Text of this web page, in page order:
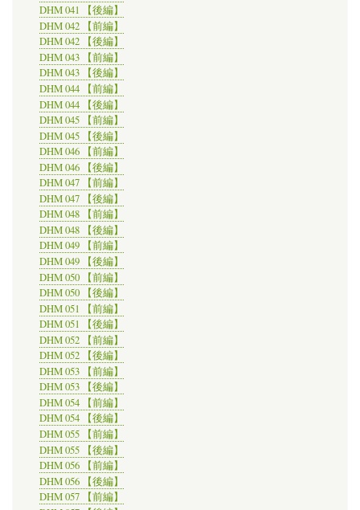
DHM 041 【後編】
DHM 042 【前編】
DHM 042 【後編】
DHM 043 【前編】
DHM 043 【後編】
DHM 044 【前編】
DHM 044 【後編】
DHM 045 【前編】
DHM 045 【後編】
DHM 046 【前編】
DHM 046 【後編】
DHM 047 【前編】
DHM 047 【後編】
DHM 048 【前編】
DHM 048 【後編】
DHM 049 【前編】
DHM 049 【後編】
DHM 050 【前編】
DHM 050 【後編】
DHM 051 【前編】
DHM 051 【後編】
DHM 052 【前編】
DHM 052 【後編】
DHM 053 【前編】
DHM 053 【後編】
DHM 054 【前編】
DHM 054 【後編】
DHM 055 【前編】
DHM 055 【後編】
DHM 056 【前編】
DHM 056 【後編】
DHM 057 【前編】